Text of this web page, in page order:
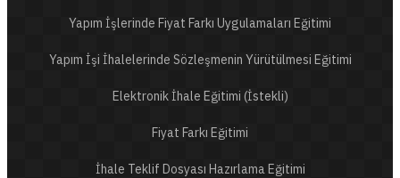
Yapım İşlerinde Fiyat Farkı Uygulamaları Eğitimi
Yapım İşi İhalelerinde Sözleşmenin Yürütülmesi Eğitimi
Elektronik İhale Eğitimi (İstekli)
Fiyat Farkı Eğitimi
İhale Teklif Dosyası Hazırlama Eğitimi